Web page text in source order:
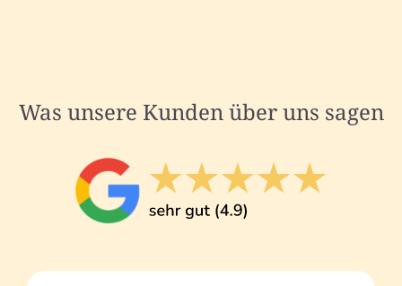
Was unsere Kunden über uns sagen